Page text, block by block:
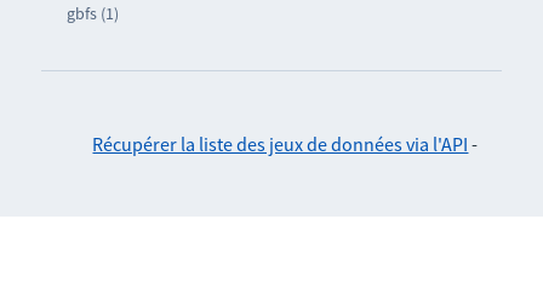
gbfs (1)
Récupérer la liste des jeux de données via l'API -